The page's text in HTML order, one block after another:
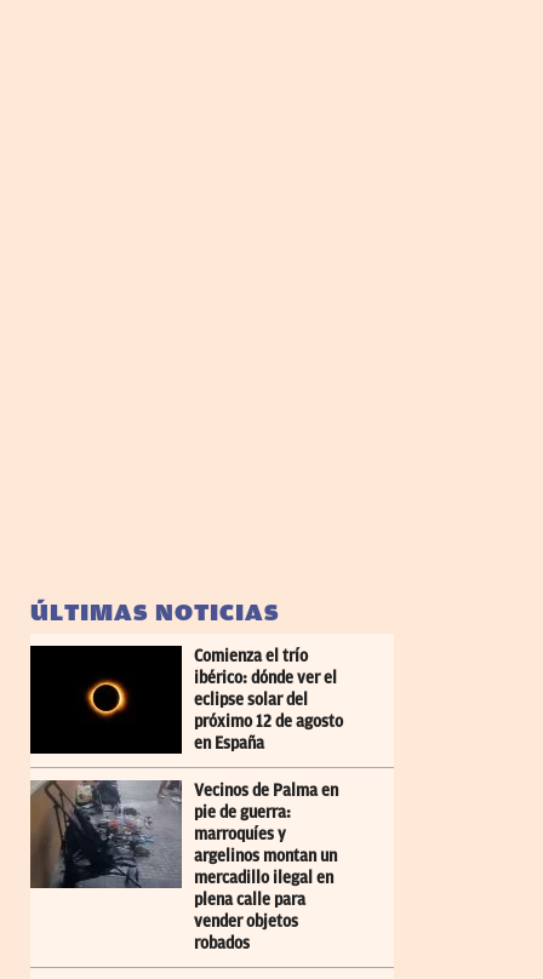
ÚLTIMAS NOTICIAS
Comienza el trío
ibérico: dónde ver el
eclipse solar del
próximo 12 de agosto
en España
Vecinos de Palma en
pie de guerra:
marroquíes y
argelinos montan un
mercadillo ilegal en
plena calle para
vender objetos
robados